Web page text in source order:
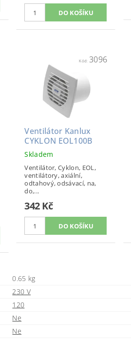
Kód: 3096
Ventilátor Kanlux
CYKLON EOL100B
Skladem
Ventilátor, Cyklon, EOL,
ventilátory, axiální,
odtahový, odsávací, na,
do,...
342 Kč
0.65 kg
230 V
120
Ne
Ne